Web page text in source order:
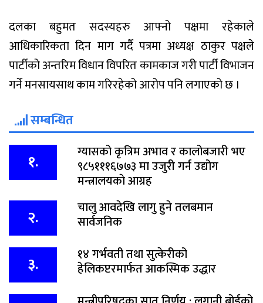
दलका बहुमत सदस्यहरु आफ्नो पक्षमा रहेकाले
आधिकारिकता दिन माग गर्दै पत्रमा अध्यक्ष ठाकुर पक्षले
पार्टीको अन्तरिम विधान विपरित कामकाज गरी पार्टी विभाजन
गर्ने मनसायसाथ काम गरिरहेको आरोप पनि लगाएको छ ।
सम्बन्धित
१. ग्यासको कृत्रिम अभाव र कालोबजारी भए
९८५१११६७७३ मा उजुरी गर्न उद्योग
मन्त्रालयकाे आग्रह
२. चालु आवदेखि लागु हुने तलबमान
सार्वजनिक
३. १४ गर्भवती तथा सुत्केरीको
हेलिकप्टरमार्फत आकस्मिक उद्धार